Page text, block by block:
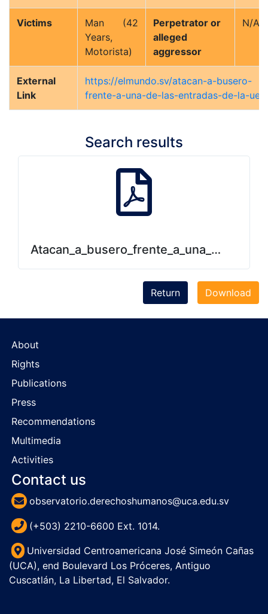
Victims
Man (42
Years,
Motorista)
Perpetrator or
alleged
aggressor
N/A
External
Link
https://elmundo.sv/atacan-a-busero-
frente-a-una-de-las-entradas-de-la-ues/
Search results
Download
Return
About
Rights
Publications
Press
Recommendations
Multimedia
Activities
Contact us
observatorio.derechoshumanos@uca.edu.sv
(+503) 2210-6600 Ext. 1014.
Universidad Centroamericana José Simeón Cañas
(UCA), end Boulevard Los Próceres, Antiguo
Cuscatlán, La Libertad, El Salvador.